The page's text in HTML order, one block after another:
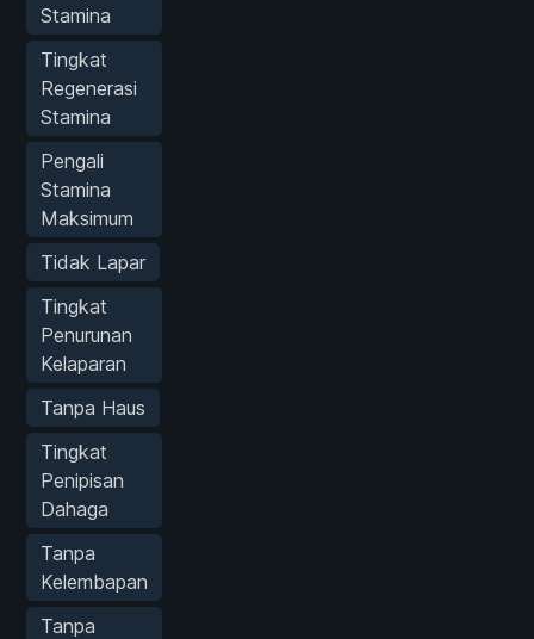
Stamina
Tingkat
Regenerasi
Stamina
Pengali
Stamina
Maksimum
Tidak Lapar
Tingkat
Penurunan
Kelaparan
Tanpa Haus
Tingkat
Penipisan
Dahaga
Tanpa
Kelembapan
Tanpa